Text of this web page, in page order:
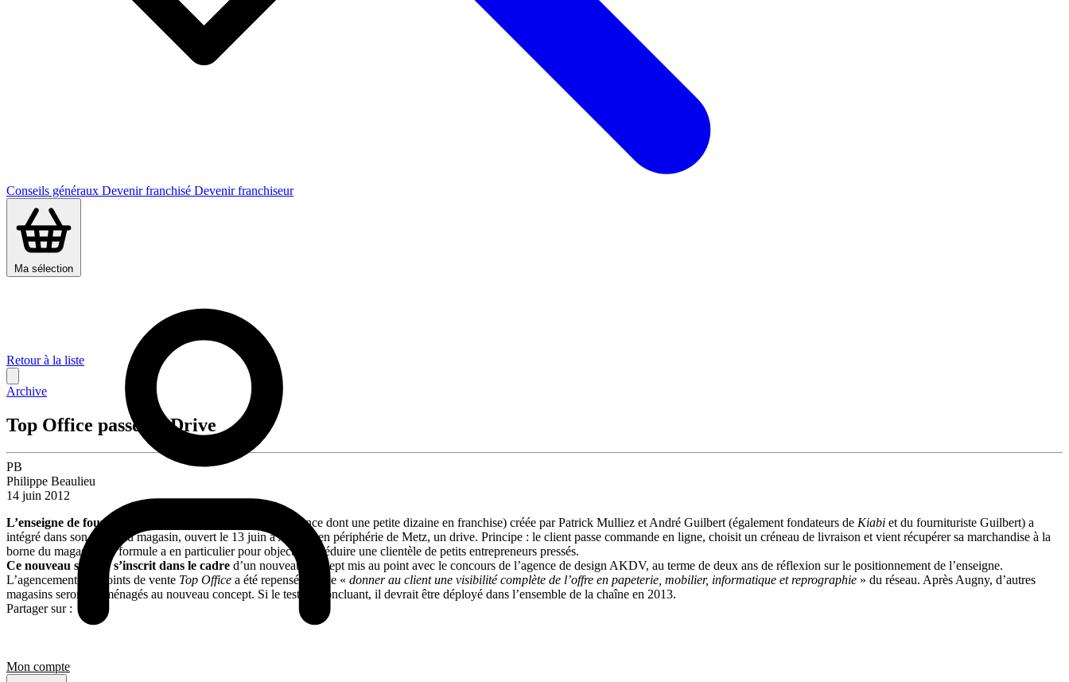
Conseils généraux Devenir franchisé Devenir franchiseur
Ma sélection
Mon compte
Retour à la liste
Archive
Top Office passe au Drive
PB
Philippe Beaulieu
14 juin 2012
L’enseigne de fournitures de bureau
(36 magasins en France dont une petite dizaine en franchise) créée par Patrick Mulliez et André Guilbert (également fondateurs de Kiabi et du fournituriste Guilbert) a
intégré dans son nouveau magasin, ouvert le 13 juin à Augny, en périphérie de Metz, un drive. Principe : le client passe commande en ligne, choisit un créneau de livraison et vient récupérer sa marchandise à la
borne du magasin. La formule a en particulier pour objectif de séduire une clientèle de petits entrepreneurs pressés.
Ce nouveau service s’inscrit dans le cadre d’un nouveau concept mis au point avec le concours de l’agence de design AKDV, au terme de deux ans de réflexion sur le positionnement de l’enseigne.
L’agencement des points de vente Top Office a été repensé afin de « donner au client une visibilité complète de l’offre en papeterie, mobilier, informatique et reprographie » du réseau. Après Augny, d’autres
magasins seront réaménagés au nouveau concept. Si le test est concluant, il devrait être déployé dans l’ensemble de la chaîne en 2013.
Partager sur :